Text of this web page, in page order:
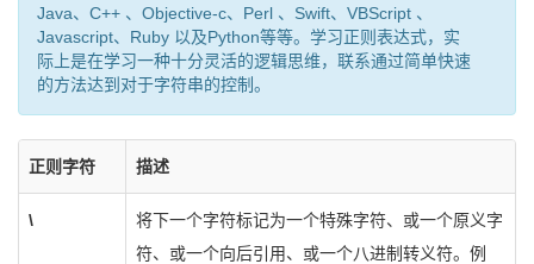
Java、C++ 、Objective-c、Perl 、Swift、VBScript 、
Javascript、Ruby 以及Python等等。学习正则表达式，实
际上是在学习一种十分灵活的逻辑思维，联系通过简单快速
的方法达到对于字符串的控制。
正则字符 描述
\
将下一个字符标记为一个特殊字符、或一个原义字
符、或一个向后引用、或一个八进制转义符。例